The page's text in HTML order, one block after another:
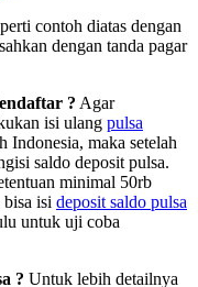
contoh diatas dengan
dengan tanda pagar
? Agar
isi ulang pulsa
Indonesia, maka setelah
saldo deposit pulsa.
minimal 50rb
isi deposit saldo pulsa
untuk uji coba
? Untuk lebih detailnya